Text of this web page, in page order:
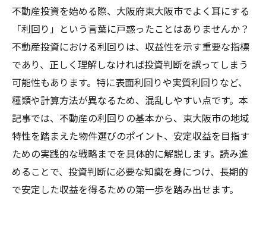
不動産投資を始める際、大阪府東大阪市でよく耳にする
「利回り」という言葉に戸惑ったことはありませんか？
不動産投資における利回りは、収益性を示す重要な指標
であり、正しく理解しなければ投資判断を誤ってしまう
可能性もあります。特に表面利回りや実質利回りなど、
種類や計算方法が異なるため、混乱しやすい点です。本
記事では、不動産の利回りの基本から、東大阪市の地域
特性を踏まえた物件選びのポイント、安定収益を目指す
ための実践的な戦略までを具体的に解説します。読み進
めることで、投資判断に必要な知識を身につけ、長期的
で安定した収益を得るための第一歩を踏み出せます。